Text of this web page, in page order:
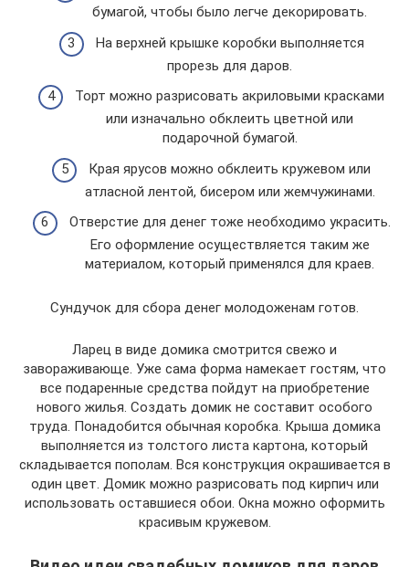
бумагой, чтобы было легче декорировать.
На верхней крышке коробки выполняется
прорезь для даров.
Торт можно разрисовать акриловыми красками
или изначально обклеить цветной или
подарочной бумагой.
Края ярусов можно обклеить кружевом или
атласной лентой, бисером или жемчужинами.
Отверстие для денег тоже необходимо украсить.
Его оформление осуществляется таким же
материалом, который применялся для краев.
Сундучок для сбора денег молодоженам готов.
Ларец в виде домика смотрится свежо и
завораживающе. Уже сама форма намекает гостям, что
все подаренные средства пойдут на приобретение
нового жилья. Создать домик не составит особого
труда. Понадобится обычная коробка. Крыша домика
выполняется из толстого листа картона, который
складывается пополам. Вся конструкция окрашивается в
один цвет. Домик можно разрисовать под кирпич или
использовать оставшиеся обои. Окна можно оформить
красивым кружевом.